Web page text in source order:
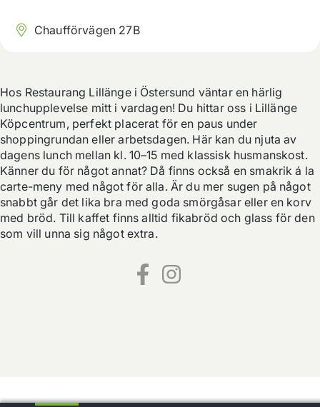
Chaufförvägen 27B
Hos Restaurang Lillänge i Östersund väntar en härlig
lunchupplevelse mitt i vardagen! Du hittar oss i Lillänge
Köpcentrum, perfekt placerat för en paus under
shoppingrundan eller arbetsdagen. Här kan du njuta av
dagens lunch mellan kl. 10–15 med klassisk husmanskost.
Känner du för något annat? Då finns också en smakrik á la
carte-meny med något för alla. Är du mer sugen på något
snabbt går det lika bra med goda smörgåsar eller en korv
med bröd. Till kaffet finns alltid fikabröd och glass för den
som vill unna sig något extra.